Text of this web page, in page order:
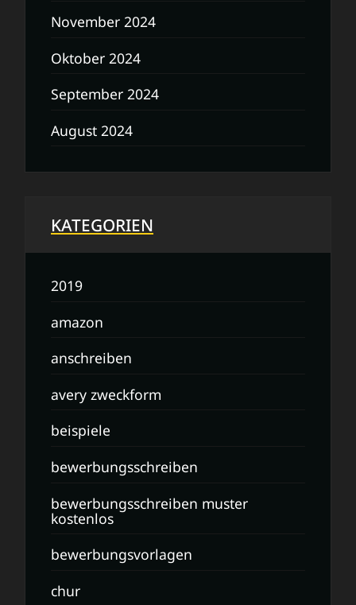
November 2024
Oktober 2024
September 2024
August 2024
KATEGORIEN
2019
amazon
anschreiben
avery zweckform
beispiele
bewerbungsschreiben
bewerbungsschreiben muster
kostenlos
bewerbungsvorlagen
chur